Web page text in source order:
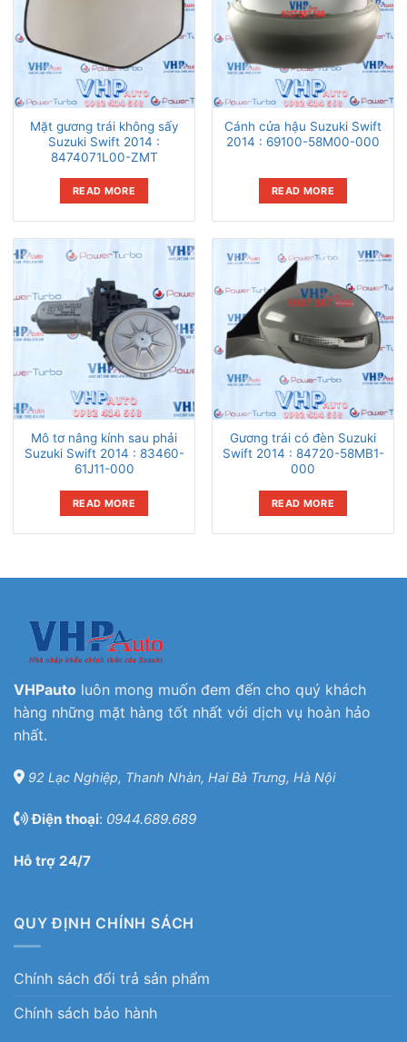
Mặt gương trái không sấy
Suzuki Swift 2014 :
8474071L00-ZMT
READ MORE
Cánh cửa hậu Suzuki Swift
2014 : 69100-58M00-000
READ MORE
Mô tơ nâng kính sau phải
Suzuki Swift 2014 : 83460-
61J11-000
READ MORE
Gương trái có đèn Suzuki
Swift 2014 : 84720-58MB1-
000
READ MORE
VHPauto luôn mong muốn đem đến cho quý khách
hàng những mặt hàng tốt nhất với dịch vụ hoàn hảo
nhất.
92 Lạc Nghiệp, Thanh Nhàn, Hai Bà Trưng, Hà Nội
Điện thoại: 0944.689.689
Hỗ trợ 24/7
QUY ĐỊNH CHÍNH SÁCH
Chính sách đổi trả sản phẩm
Chính sách bảo hành